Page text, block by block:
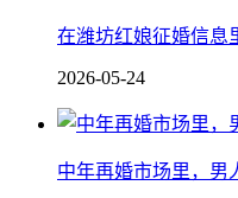
在潍坊红娘征婚信息
2026-05-24
中年再婚市场里，男